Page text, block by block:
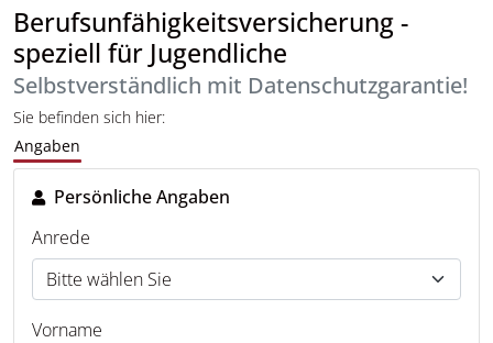
Berufsunfähigkeitsversicherung -
speziell für Jugendliche
Selbstverständlich mit Datenschutzgarantie!
Sie befinden sich hier:
Angaben
Persönliche Angaben
Anrede
Vorname